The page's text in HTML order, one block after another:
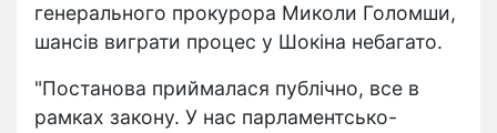
генерального прокурора Миколи Голомши,
шансів виграти процес у Шокіна небагато.
"Постанова приймалася публічно, все в
рамках закону. У нас парламентсько-